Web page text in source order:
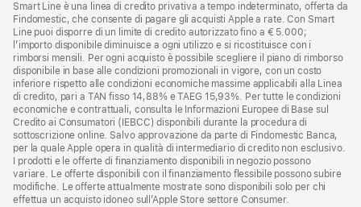
Smart Line è una linea di credito privativa a tempo indeterminato, offerta da
Findomestic, che consente di pagare gli acquisti Apple a rate. Con Smart
Line puoi disporre di un limite di credito autorizzato fino a € 5.000;
l’importo disponibile diminuisce a ogni utilizzo e si ricostituisce con i
rimborsi mensili. Per ogni acquisto è possibile scegliere il piano di rimborso
disponibile in base alle condizioni promozionali in vigore, con un costo
inferiore rispetto alle condizioni economiche massime applicabili alla Linea
di credito, pari a TAN fisso 14,88% e TAEG 15,93%. Per tutte le condizioni
economiche e contrattuali, consulta le Informazioni Europee di Base sul
Credito ai Consumatori (IEBCC) disponibili durante la procedura di
sottoscrizione online. Salvo approvazione da parte di Findomestic Banca,
per la quale Apple opera in qualità di intermediario di credito non esclusivo.
I prodotti e le offerte di finanziamento disponibili in negozio possono
variare. Le offerte disponibili con il finanziamento flessibile possono subire
modifiche. Le offerte attualmente mostrate sono disponibili solo per chi
effettua un acquisto idoneo sull’Apple Store settore Consumer.